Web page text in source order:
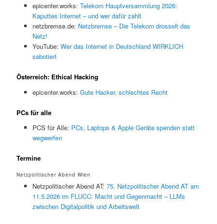
epicenter.works: Telekom Hauptversammlung 2026:
Kaputtes Internet – und wer dafür zahlt
netzbremse.de: Netzbremse – Die Telekom drosselt das
Netz!
YouTube: Wer das Internet in Deutschland WIRKLICH
sabotiert
Österreich: Ethical Hacking
epicenter.works: Gute Hacker, schlechtes Recht
PCs für alle
PCS für Alle: PCs, Laptops & Apple Geräte spenden statt
wegwerfen
Termine
Netzpolitischer Abend Wien
Netzpolitischer Abend AT: 75. Netzpolitischer Abend AT am
11.5.2026 im FLUCC: Macht und Gegenmacht – LLMs
zwischen Digitalpolitik und Arbeitswelt